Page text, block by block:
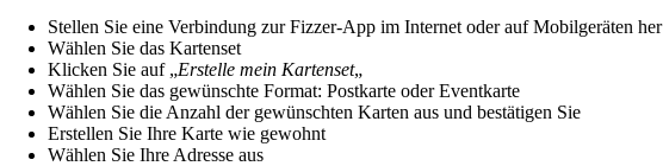
Stellen Sie eine Verbindung zur Fizzer-App im Internet oder auf Mobilgeräten her
Wählen Sie das Kartenset
Klicken Sie auf „Erstelle mein Kartenset„
Wählen Sie das gewünschte Format: Postkarte oder Eventkarte
Wählen Sie die Anzahl der gewünschten Karten aus und bestätigen Sie
Erstellen Sie Ihre Karte wie gewohnt
Wählen Sie Ihre Adresse aus